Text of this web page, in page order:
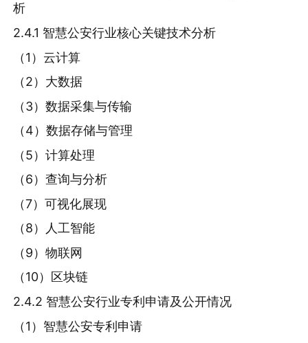
析
2.4.1 智慧公安行业核心关键技术分析
（1）云计算
（2）大数据
（3）数据采集与传输
（4）数据存储与管理
（5）计算处理
（6）查询与分析
（7）可视化展现
（8）人工智能
（9）物联网
（10）区块链
2.4.2 智慧公安行业专利申请及公开情况
（1）智慧公安专利申请